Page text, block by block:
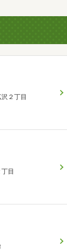
２丁目
目